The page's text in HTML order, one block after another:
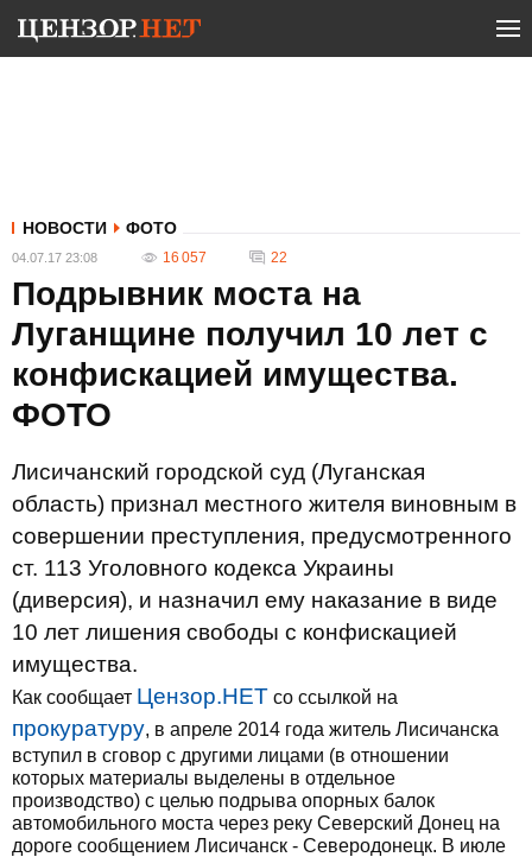
НОВОСТИ ФОТО
04.07.17 23:08 16 057 22
Подрывник моста на
Луганщине получил 10 лет с
конфискацией имущества.
ФОТО
Лисичанский городской суд (Луганская
область) признал местного жителя виновным в
совершении преступления, предусмотренного
ст. 113 Уголовного кодекса Украины
(диверсия), и назначил ему наказание в виде
10 лет лишения свободы с конфискацией
имущества.
Как сообщает Цензор.НЕТ со ссылкой на
прокуратуру, в апреле 2014 года житель Лисичанска
вступил в сговор с другими лицами (в отношении
которых материалы выделены в отдельное
производство) с целью подрыва опорных балок
автомобильного моста через реку Северский Донец на
дороге сообщением Лисичанск - Северодонецк. В июле